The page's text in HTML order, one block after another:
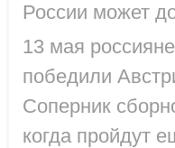
России может
13 мая
победили
Соперник
когда пройдут